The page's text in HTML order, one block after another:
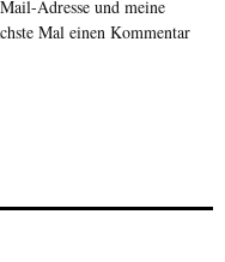
Adresse und meine
Mal einen Kommentar